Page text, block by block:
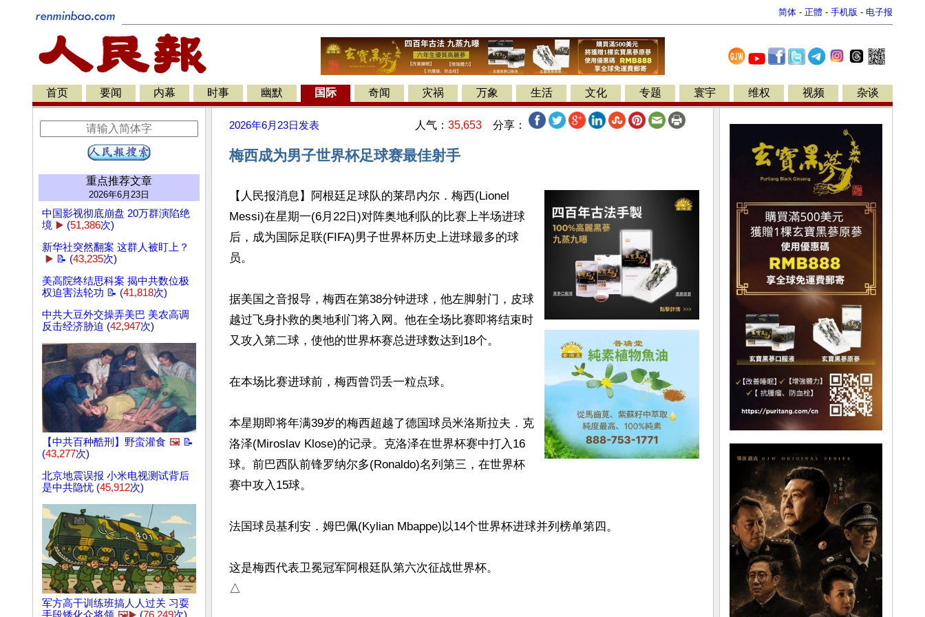
简体 - 正體 - 手机版 - 电子报
首页 要闻 内幕 时事 幽默 国际 奇闻 灾祸 万象 生活 文化 专题 寰宇 维权 视频 杂谈
重点推荐文章
2026年6月23日
中国影视彻底崩盘 20万群演陷绝
境 ▶️ (51,386次)
新华社突然翻案 这群人被盯上？
▶️ 📝 (43,235次)
美高院终结思科案 揭中共数位极
权迫害法轮功 📝 (41,818次)
中共大豆外交操弄美巴 美农高调
反击经济胁迫 (42,947次)
【中共百种酷刑】野蛮灌食 🖼️ 📝
(43,277次)
北京地震误报 小米电视测试背后
是中共隐忧 (45,912次)
军方高干训练班搞人人过关 习耍
2026年6月23日 发表 人气： 35,653 分享：
梅西成为男子世界杯足球赛最佳射手
【人民报消息】阿根廷足球队的莱昂内尔．梅西(Lionel
Messi)在星期一(6月22日)对阵奥地利队的比赛上半场进球
后，成为国际足联(FIFA)男子世界杯历史上进球最多的球
员。
据美国之音报导，梅西在第38分钟进球，他左脚射门，皮球
越过飞身扑救的奥地利门将入网。他在全场比赛即将结束时
又攻入第二球，使他的世界杯赛总进球数达到18个。
在本场比赛进球前，梅西曾罚丢一粒点球。
本星期即将年满39岁的梅西超越了德国球员米洛斯拉夫．克
洛泽(Miroslav Klose)的记录。克洛泽在世界杯赛中打入16
球。前巴西队前锋罗纳尔多(Ronaldo)名列第三，在世界杯
赛中攻入15球。
法国球员基利安．姆巴佩(Kylian Mbappe)以14个世界杯进球并列榜单第四。
这是梅西代表卫冕冠军阿根廷队第六次征战世界杯。
△